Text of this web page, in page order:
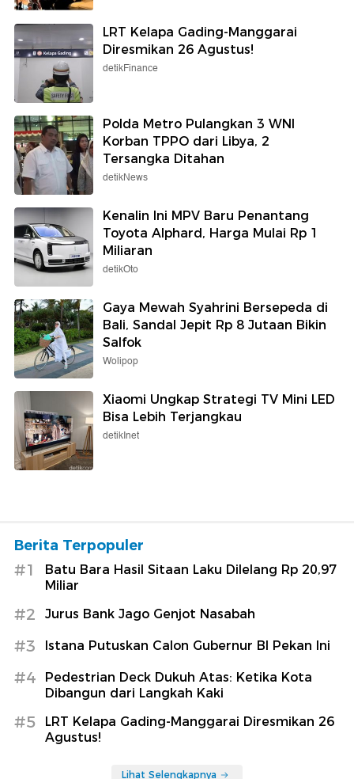
LRT Kelapa Gading-Manggarai
Diresmikan 26 Agustus!
detikFinance
Polda Metro Pulangkan 3 WNI
Korban TPPO dari Libya, 2
Tersangka Ditahan
detikNews
Kenalin Ini MPV Baru Penantang
Toyota Alphard, Harga Mulai Rp 1
Miliaran
detikOto
Gaya Mewah Syahrini Bersepeda di
Bali, Sandal Jepit Rp 8 Jutaan Bikin
Salfok
Wolipop
Xiaomi Ungkap Strategi TV Mini LED
Bisa Lebih Terjangkau
detikInet
Berita Terpopuler
#1
Batu Bara Hasil Sitaan Laku Dilelang Rp 20,97
Miliar
#2 Jurus Bank Jago Genjot Nasabah
#3 Istana Putuskan Calon Gubernur BI Pekan Ini
#4
Pedestrian Deck Dukuh Atas: Ketika Kota
Dibangun dari Langkah Kaki
#5
LRT Kelapa Gading-Manggarai Diresmikan 26
Agustus!
Lihat Selengkapnya